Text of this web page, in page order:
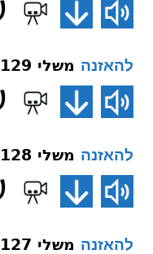
להאזנה משלי 129 פרק א פסוק כה איד 1
להאזנה משלי 128 פרק א פסוק כה עצתי
להאזנה